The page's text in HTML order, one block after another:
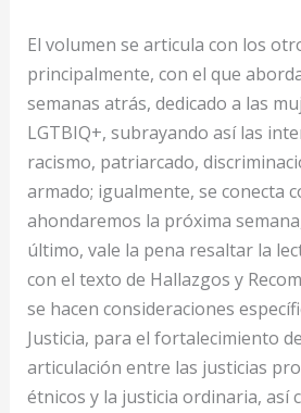
El volumen se articula con los
principalmente, con el que
semanas atrás, dedicado a las
LGTBIQ+, subrayando así las
racismo, patriarcado,
armado; igualmente, se conecta
ahondaremos la próxima
último, vale la pena resaltar la
con el texto de Hallazgos y
se hacen consideraciones
Justicia, para el fortalecimiento
articulación entre las justicias
étnicos y la justicia ordinaria, así